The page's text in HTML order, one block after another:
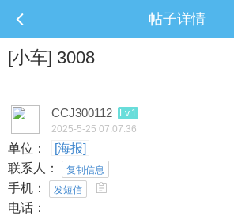
帖子详情
[小车] 3008
CCJ300112
Lv.1
2025-5-25 07:07:36
单位：
[海报]
联系人：
复制信息
手机： 发短信
电话：